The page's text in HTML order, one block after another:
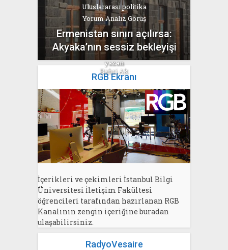
Uluslararası politika
Yorum Analiz Görüş
Ermenistan sınırı açılırsa:
Akyaka’nın sessiz bekleyişi
yazan
Bahri Ak
RGB Ekranı
İçerikleri ve çekimleri İstanbul Bilgi
Üniversitesi İletişim Fakültesi
öğrencileri tarafından hazırlanan RGB
Kanalının zengin içeriğine buradan
ulaşabilirsiniz.
RadyoVesaire